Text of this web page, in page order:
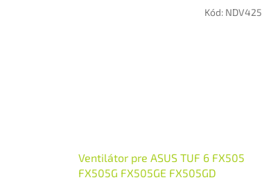
Ventilátor pre ASUS TUF 6 FX505
FX505G FX505GE FX505GD
Kód: NDV425